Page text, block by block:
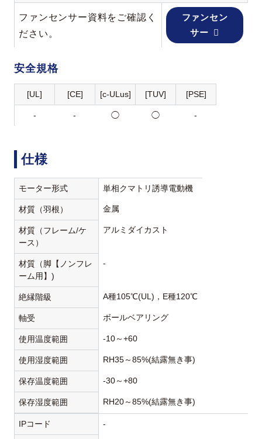
ファンセンサー資料をご確認く
ださい。
ファンセン
サー
安全規格
[UL] [CE] [c-ULus] [TUV] [PSE]
- - ◯ ◯ -
仕様
モーター形式 単相クマトリ誘導電動機
材質（羽根） 金属
材質（フレーム/ケ
ース）
アルミダイカスト
材質（脚【ノンフレ
ーム用】)
-
絶縁階級 A種105℃(UL)，E種120℃
軸受 ボールベアリング
使用温度範囲 -10～+60
使用湿度範囲 RH35～85%(結露無き事)
保存温度範囲 -30～+80
保存湿度範囲 RH20～85%(結露無き事)
IPコード -